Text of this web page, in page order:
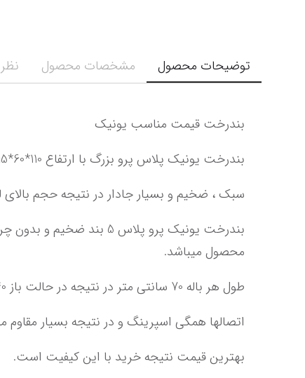
توضیحات محصول مشخصات محصول
بندرخت قیمت مناسب یونیک
بندرخت یونیک پلاس پرو بزرگ با ارتفاع 110*60*15 سانتی متر در حالت جمع می باشد بنابراین براحتی در
سبک ، ضخیم و بسیار جادار در نتیجه حجم
محصول میباشد.
طول هر باله 70 سانتی متر در نتیجه در حالت باز 140 سانت فضای برای پهن کردن لباس دارید.
اتصالها همگی اسپرینگ و در نتیجه بسیار مقاوم
بهترین قیمت نتیجه خرید با این کیفیت است.